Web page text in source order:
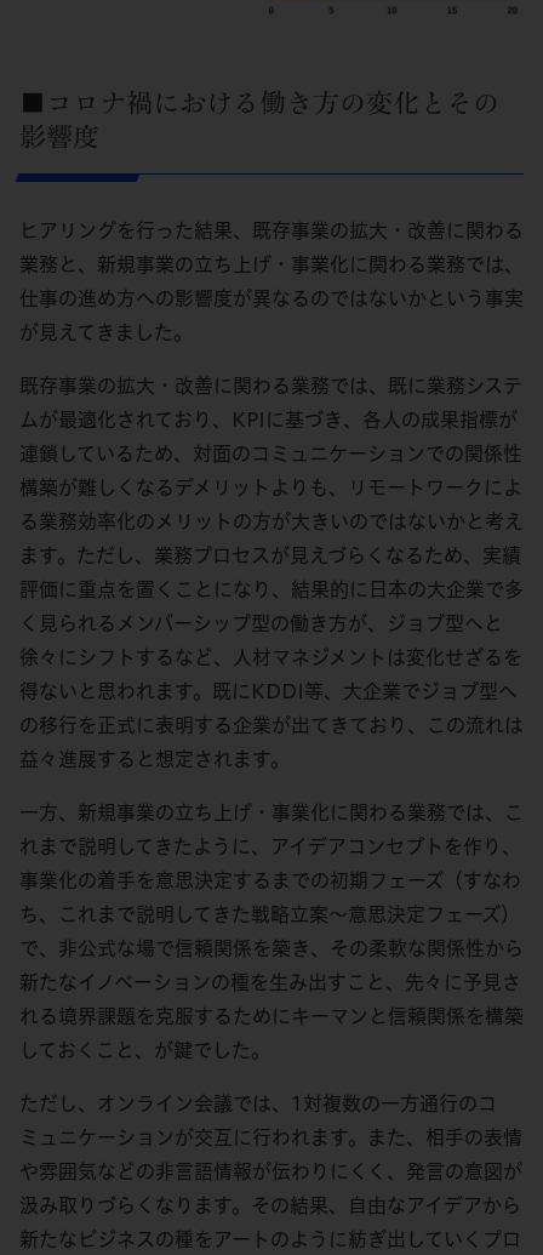
■コロナ禍における働き方の変化とその
影響度
ヒアリングを行った結果、既存事業の拡大・改善に関わる
業務と、新規事業の立ち上げ・事業化に関わる業務では、
仕事の進め方への影響度が異なるのではないかという事実
が見えてきました。
既存事業の拡大・改善に関わる業務では、既に業務システ
ムが最適化されており、KPIに基づき、各人の成果指標が
連鎖しているため、対面のコミュニケーションでの関係性
構築が難しくなるデメリットよりも、リモートワークによ
る業務効率化のメリットの方が大きいのではないかと考え
ます。ただし、業務プロセスが見えづらくなるため、実績
評価に重点を置くことになり、結果的に日本の大企業で多
く見られるメンバーシップ型の働き方が、ジョブ型へと
徐々にシフトするなど、人材マネジメントは変化せざるを
得ないと思われます。既にKDDI等、大企業でジョブ型へ
の移行を正式に表明する企業が出てきており、この流れは
益々進展すると想定されます。
一方、新規事業の立ち上げ・事業化に関わる業務では、こ
れまで説明してきたように、アイデアコンセプトを作り、
事業化の着手を意思決定するまでの初期フェーズ（すなわ
ち、これまで説明してきた戦略立案～意思決定フェーズ）
で、非公式な場で信頼関係を築き、その柔軟な関係性から
新たなイノベーションの種を生み出すこと、先々に予見さ
れる境界課題を克服するためにキーマンと信頼関係を構築
しておくこと、が鍵でした。
ただし、オンライン会議では、1対複数の一方通行のコ
ミュニケーションが交互に行われます。また、相手の表情
や雰囲気などの非言語情報が伝わりにくく、発言の意図が
汲み取りづらくなります。その結果、自由なアイデアから
新たなビジネスの種をアートのように紡ぎ出していくプロ